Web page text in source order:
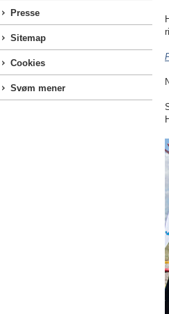
Presse
Sitemap
Cookies
Svøm mener